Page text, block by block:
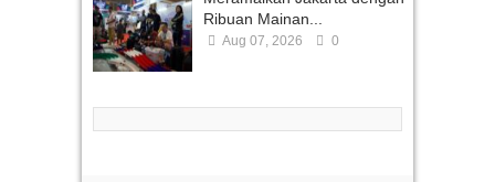
Ribuan Mainan...
Aug 07, 2026 0